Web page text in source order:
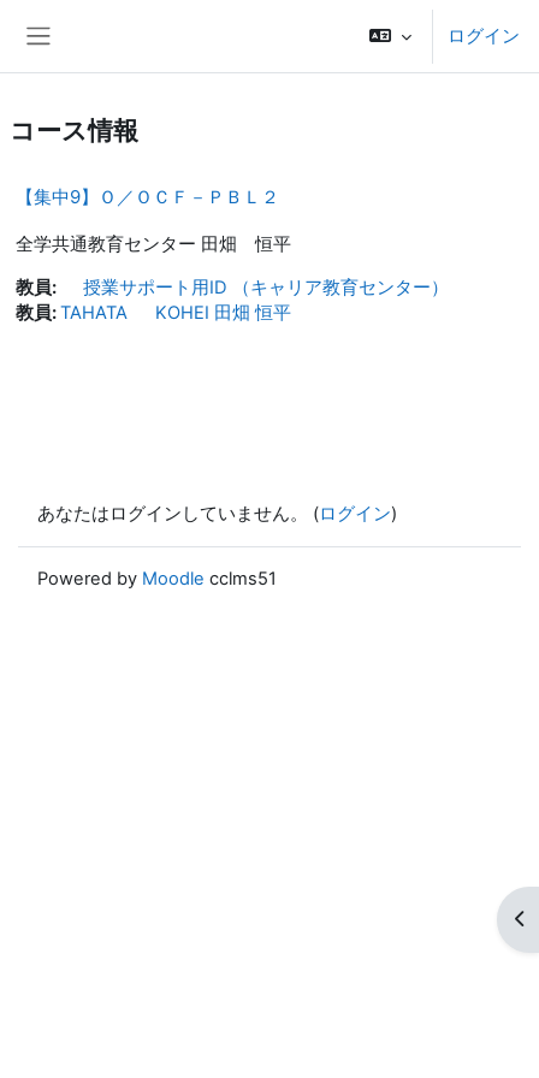
ログイン
ブ
コース情報
【集中9】Ｏ／ＯＣＦ－ＰＢＬ２
全学共通教育センター 田畑 恒平
教員:
授業サポート用ID （キャリア教育センター）
教員:TAHATA KOHEI 田畑 恒平
あなたはログインしていません。 (ログイン)
Powered by Moodle cclms51